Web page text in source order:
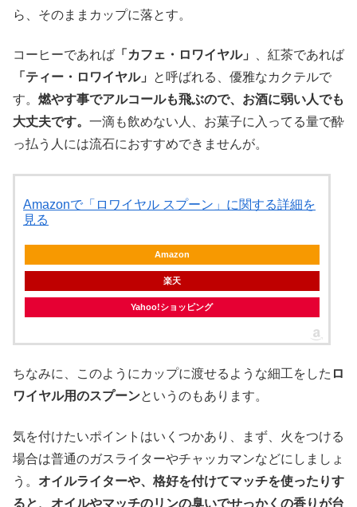
ら、そのままカップに落とす。
コーヒーであれば 「カフェ・ロワイヤル」
、紅茶であれば
「ティー・ロワイヤル」
と呼ばれる、優雅なカクテルで
す。 燃やす事でアルコールも飛ぶので、お酒に弱い人でも
大丈夫です。 一滴も飲めない人、お菓子に入ってる量で酔
っ払う人には流石におすすめできませんが。
Amazonで「ロワイヤル スプーン」に関する詳細を
見る
Amazon
楽天
Yahoo!ショッピング
ちなみに、このようにカップに渡せるような細工をした ロ
ワイヤル用のスプーンというのもあります。
気を付けたいポイントはいくつかあり、まず、火をつける
場合は普通のガスライターやチャッカマンなどにしましょ
う。 オイルライターや、格好を付けてマッチを使ったりす
ると、オイルやマッチのリンの臭いでせっかくの香りが台